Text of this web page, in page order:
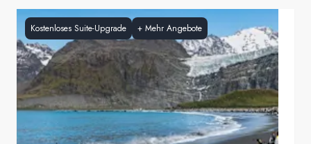
Kostenloses Suite-Upgrade + Mehr Angebote